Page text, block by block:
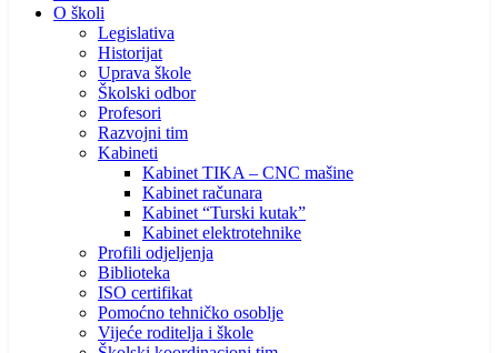
O školi
Legislativa
Historijat
Uprava škole
Školski odbor
Profesori
Razvojni tim
Kabineti
Kabinet TIKA – CNC mašine
Kabinet računara
Kabinet “Turski kutak”
Kabinet elektrotehnike
Profili odjeljenja
Biblioteka
ISO certifikat
Pomoćno tehničko osoblje
Vijeće roditelja i škole